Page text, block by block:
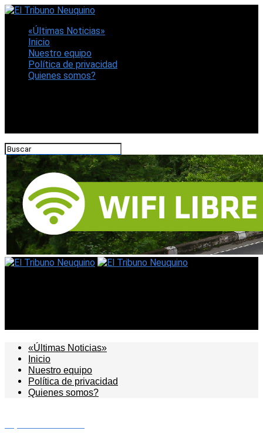
«Últimas Noticias»
Inicio
Nuestro equipo
Política de privacidad
Quienes somos?
«Últimas Noticias»
Inicio
Nuestro equipo
Política de privacidad
Quienes somos?